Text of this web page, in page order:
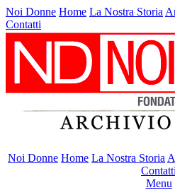
Noi Donne Home La Nostra Storia
Contatti
Noi Donne Home La Nostra Storia
Contatti
Menu